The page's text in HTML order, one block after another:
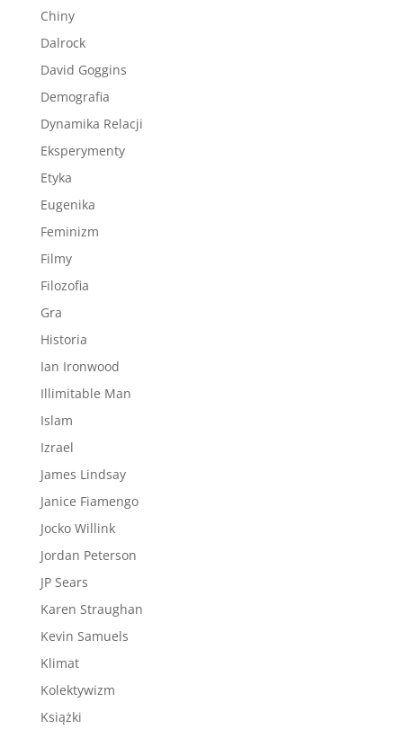
Chiny
Dalrock
David Goggins
Demografia
Dynamika Relacji
Eksperymenty
Etyka
Eugenika
Feminizm
Filmy
Filozofia
Gra
Historia
Ian Ironwood
Illimitable Man
Islam
Izrael
James Lindsay
Janice Fiamengo
Jocko Willink
Jordan Peterson
JP Sears
Karen Straughan
Kevin Samuels
Klimat
Kolektywizm
Książki